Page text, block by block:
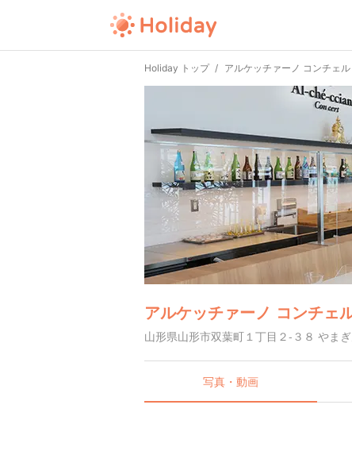
Holiday トップ アルケッチァーノ コンチェル
アルケッチァーノ コンチェ
山形県山形市双葉町１丁目２-３８ やま
写真・動画